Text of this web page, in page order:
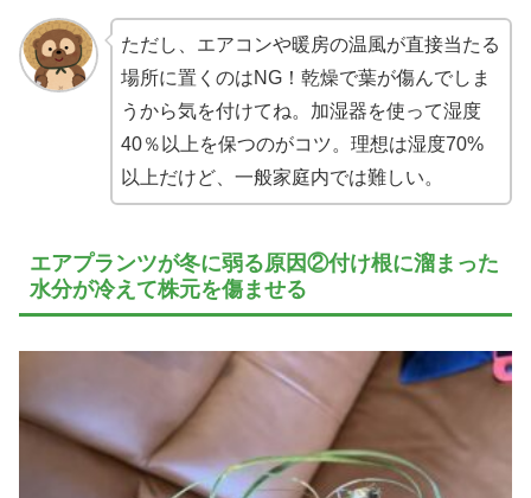
ただし、エアコンや暖房の温風が直接当たる
場所に置くのはNG！乾燥で葉が傷んでしま
うから気を付けてね。加湿器を使って湿度
40％以上を保つのがコツ。理想は湿度70%
以上だけど、一般家庭内では難しい。
エアプランツが冬に弱る原因②付け根に溜まった
水分が冷えて株元を傷ませる